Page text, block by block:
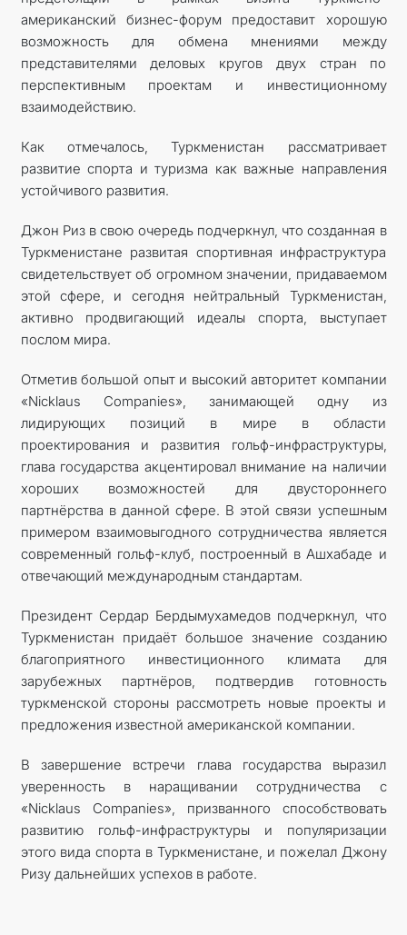
американский бизнес-форум предоставит хорошую
возможность для обмена мнениями между
представителями деловых кругов двух стран по
перспективным проектам и инвестиционному
взаимодействию.
Как отмечалось, Туркменистан рассматривает
развитие спорта и туризма как важные направления
устойчивого развития.
Джон Риз в свою очередь подчеркнул, что созданная в
Туркменистане развитая спортивная инфраструктура
свидетельствует об огромном значении, придаваемом
этой сфере, и сегодня нейтральный Туркменистан,
активно продвигающий идеалы спорта, выступает
послом мира.
Отметив большой опыт и высокий авторитет компании
«Nicklaus Сompanies», занимающей одну из
лидирующих позиций в мире в области
проектирования и развития гольф-инфраструктуры,
глава государства акцентировал внимание на наличии
хороших возможностей для двустороннего
партнёрства в данной сфере. В этой связи успешным
примером взаимовыгодного сотрудничества является
современный гольф-клуб, построенный в Ашхабаде и
отвечающий международным стандартам.
Президент Сердар Бердымухамедов подчеркнул, что
Туркменистан придаёт большое значение созданию
благоприятного инвестиционного климата для
зарубежных партнёров, подтвердив готовность
туркменской стороны рассмотреть новые проекты и
предложения известной американской компании.
В завершение встречи глава государства выразил
уверенность в наращивании сотрудничества с
«Nicklaus Companies», призванного способствовать
развитию гольф-инфраструктуры и популяризации
этого вида спорта в Туркменистане, и пожелал Джону
Ризу дальнейших успехов в работе.